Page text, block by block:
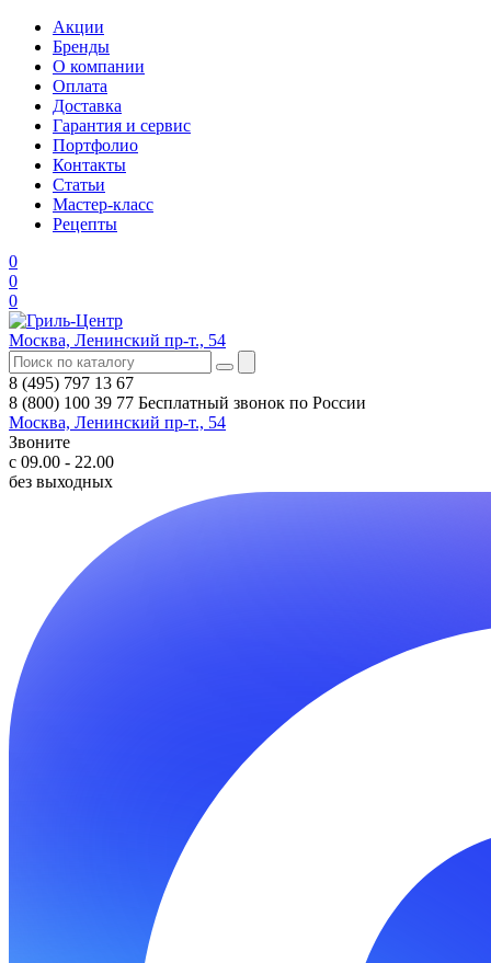
Акции
Бренды
О компании
Оплата
Доставка
Гарантия и сервис
Портфолио
Контакты
Статьи
Мастер-класс
Рецепты
0
0
0
Москва, Ленинский пр-т., 54
8 (495) 797 13 67
8 (800) 100 39 77 Бесплатный звонок по России
Москва, Ленинский пр-т., 54
Звоните
с 09.00 - 22.00
без выходных